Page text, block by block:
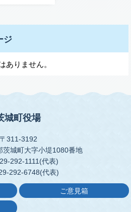
ジ
ありません。
城町役場
〒311-3192
茨城町大字小堤1080番地
292-1111(代表)
292-6748(代表)
ご意見箱